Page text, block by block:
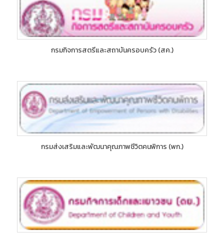
กรมกิจการสตรีและสถาบันครอบครัว (สค.)
กรมส่งเสริมและพัฒนาคุณภาพชีวิตคนพิการ (พก.)